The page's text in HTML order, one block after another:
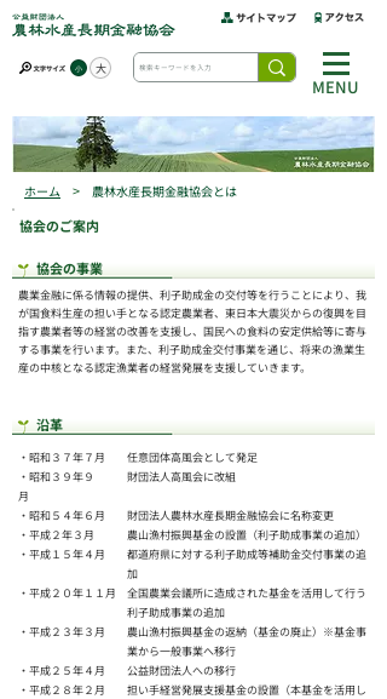
小 大
MENU
ホーム > 農林水産長期金融協会とは
協会のご案内
協会の事業
農業金融に係る情報の提供、利子助成金の交付等を行うことにより、我
が国食料生産の担い手となる認定農業者、東日本大震災からの復興を目
指す農業者等の経営の改善を支援し、国民への食料の安定供給等に寄与
する事業を行います。また、利子助成金交付事業を通じ、将来の漁業生
産の中核となる認定漁業者の経営発展を支援していきます。
沿革
・昭和３７年７月
任意団体高風会として発足
・昭和３９年９
月
財団法人高風会に改組
・昭和５４年６月
財団法人農林水産長期金融協会に名称変更
・平成２年３月
農山漁村振興基金の設置（利子助成事業の追加）
・平成１５年４月
都道府県に対する利子助成等補助金交付事業の追
加
・平成２０年１１月
全国農業会議所に造成された基金を活用して行う
利子助成事業の追加
・平成２３年３月
農山漁村振興基金の返納（基金の廃止）※基金事
業から一般事業へ移行
・平成２５年４月
公益財団法人への移行
・平成２８年２月
担い手経営発展支援基金の設置（本基金を活用し